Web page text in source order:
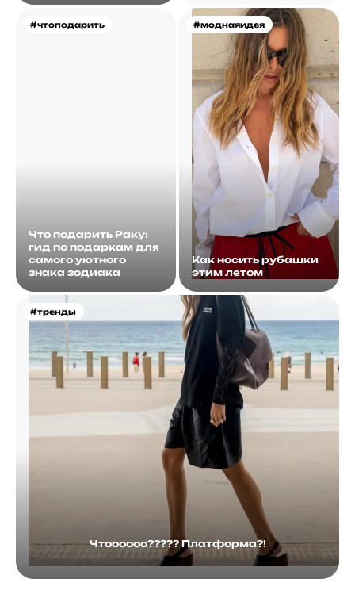
#чтоподарить
Что подарить Раку:
гид по подаркам для
самого уютного
знака зодиака
#моднаяидея
Как носить рубашки
этим летом
#тренды
Чтоооооо????? Платформа?!